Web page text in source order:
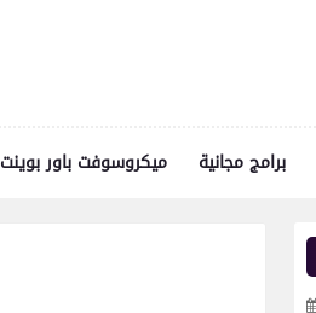
ميكروسوفت باور بوينت برامج مجانية